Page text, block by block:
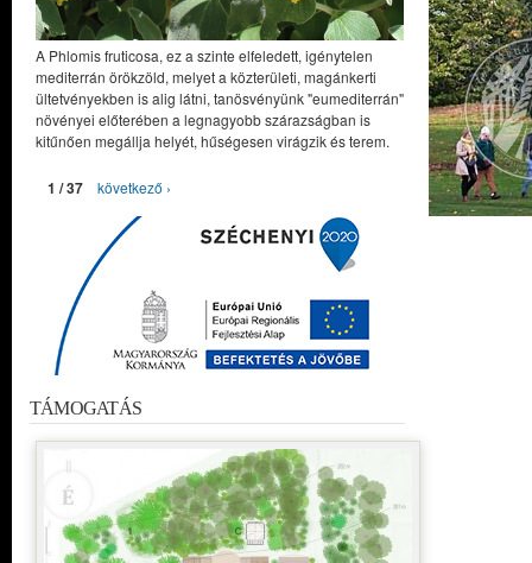
A Phlomis fruticosa, ez a szinte elfeledett, igénytelen
mediterrán örökzöld, melyet a közterületi, magánkerti
ültetvényekben is alig látni, tanösvényünk "eumediterrán"
növényei előterében a legnagyobb szárazságban is
kitűnően megállja helyét, hűségesen virágzik és terem.
1 / 37 következő ›
TÁMOGATÁS